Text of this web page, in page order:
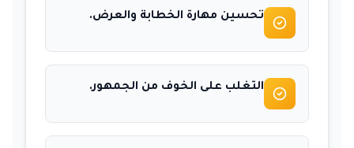
تحسين مهارة الخطابة والعرض.
التغلب على الخوف من الجمهور.